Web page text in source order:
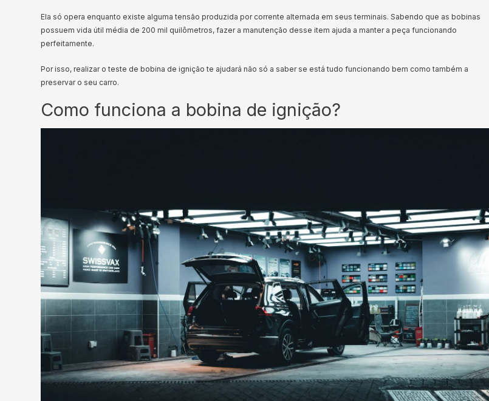
Ela só opera enquanto existe alguma tensão produzida por corrente alternada em seus terminais. Sabendo que as bobinas
possuem vida útil média de 200 mil quilômetros, fazer a manutenção desse item ajuda a manter a peça funcionando
perfeitamente.
Por isso, realizar o teste de bobina de ignição te ajudará não só a saber se está tudo funcionando bem como também a
preservar o seu carro.
Como funciona a bobina de ignição?